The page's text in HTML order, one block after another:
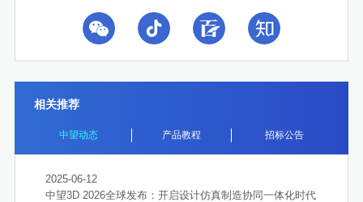
相关推荐
中望动态 产品教程 招标公告
2025-06-12
中望3D 2026全球发布：开启设计仿真制造协同一体化时代